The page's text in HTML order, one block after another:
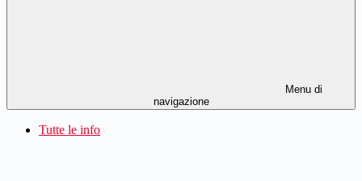
Menu di
navigazione
Tutte le info